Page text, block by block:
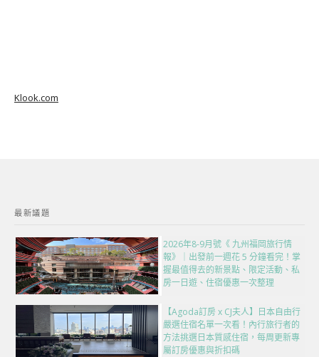
Klook.com
最新議題
2026年8-9月號《 九州福岡旅行情
報》｜出發前一週花 5 分鐘看完！掌
握最值得去的新景點、限定活動、私
房一日遊、住宿優惠一次整理
【Agoda訂房 x CJ夫人】日本自由行
嚴選住宿名單一次看！內行旅行者的
方法挑選日本質感住宿，每周更新專
屬訂房優惠與折扣碼